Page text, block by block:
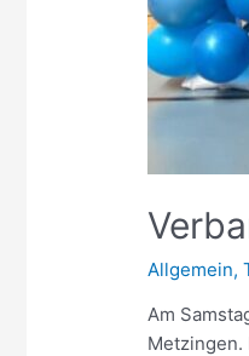
Allgemein,
Am
Metzingen.